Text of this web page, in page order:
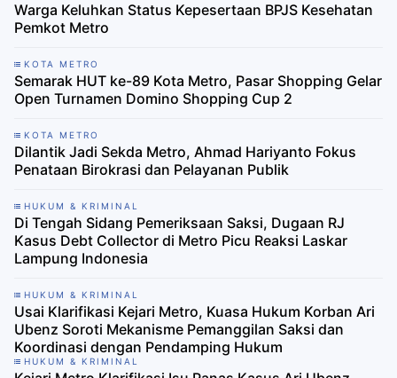
Warga Keluhkan Status Kepesertaan BPJS Kesehatan
Pemkot Metro
KOTA METRO
​Semarak HUT ke-89 Kota Metro, Pasar Shopping Gelar
Open Turnamen Domino Shopping Cup 2
KOTA METRO
Dilantik Jadi Sekda Metro, Ahmad Hariyanto Fokus
Penataan Birokrasi dan Pelayanan Publik
HUKUM & KRIMINAL
Di Tengah Sidang Pemeriksaan Saksi, Dugaan RJ
Kasus Debt Collector di Metro Picu Reaksi Laskar
Lampung Indonesia
HUKUM & KRIMINAL
Usai Klarifikasi Kejari Metro, Kuasa Hukum Korban Ari
Ubenz Soroti Mekanisme Pemanggilan Saksi dan
Koordinasi dengan Pendamping Hukum
HUKUM & KRIMINAL